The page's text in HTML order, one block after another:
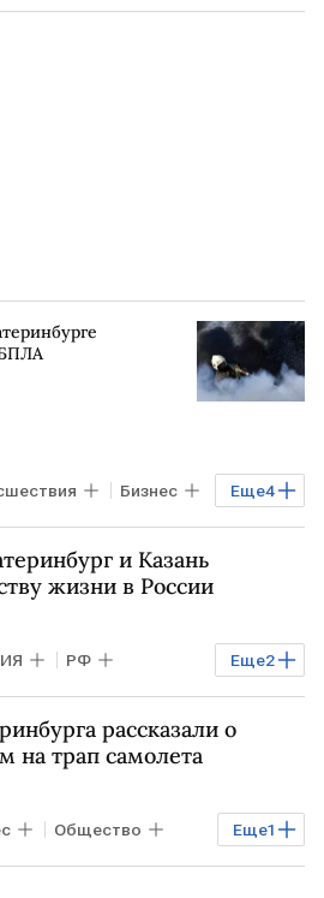
РФ Астана
Еще4
Бизнес
область
и Казань
жизни в России
Еще2
РФ
рассказали о
на трап самолета
Еще1
Общество